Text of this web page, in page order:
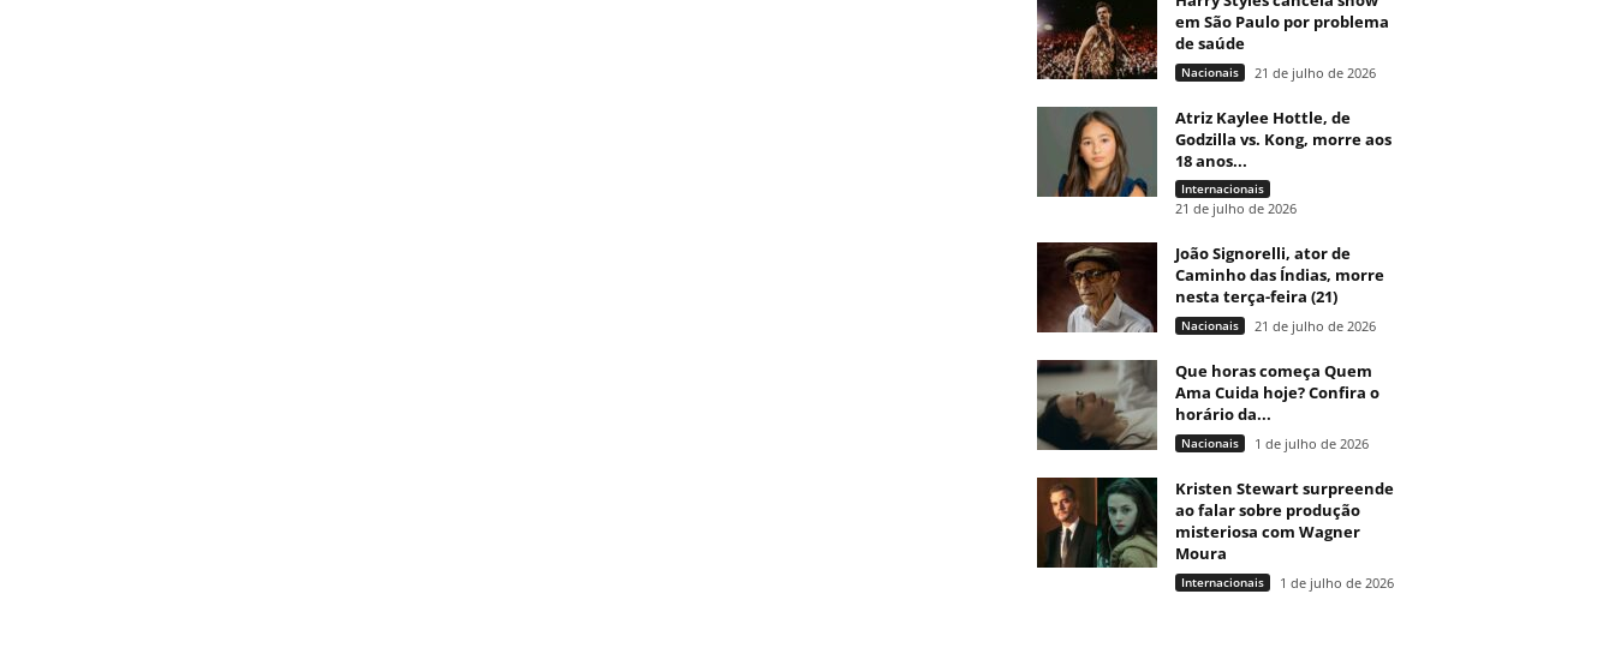
em São Paulo por problema
de saúde
Nacionais 21 de julho de 2026
Atriz Kaylee Hottle, de
Godzilla vs. Kong, morre aos
18 anos...
Internacionais
21 de julho de 2026
João Signorelli, ator de
Caminho das Índias, morre
nesta terça-feira (21)
Nacionais 21 de julho de 2026
Que horas começa Quem
Ama Cuida hoje? Confira o
horário da...
Nacionais 1 de julho de 2026
Kristen Stewart surpreende
ao falar sobre produção
misteriosa com Wagner
Moura
Internacionais 1 de julho de 2026